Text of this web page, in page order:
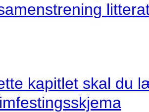
kapitlet skal du